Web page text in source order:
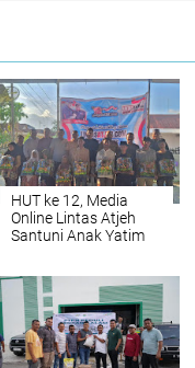
HUT ke 12, Media
Online Lintas Atjeh
Santuni Anak Yatim